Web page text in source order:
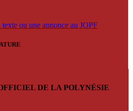
ou une annonce au JOPF
DE LA POLYNÉSIE